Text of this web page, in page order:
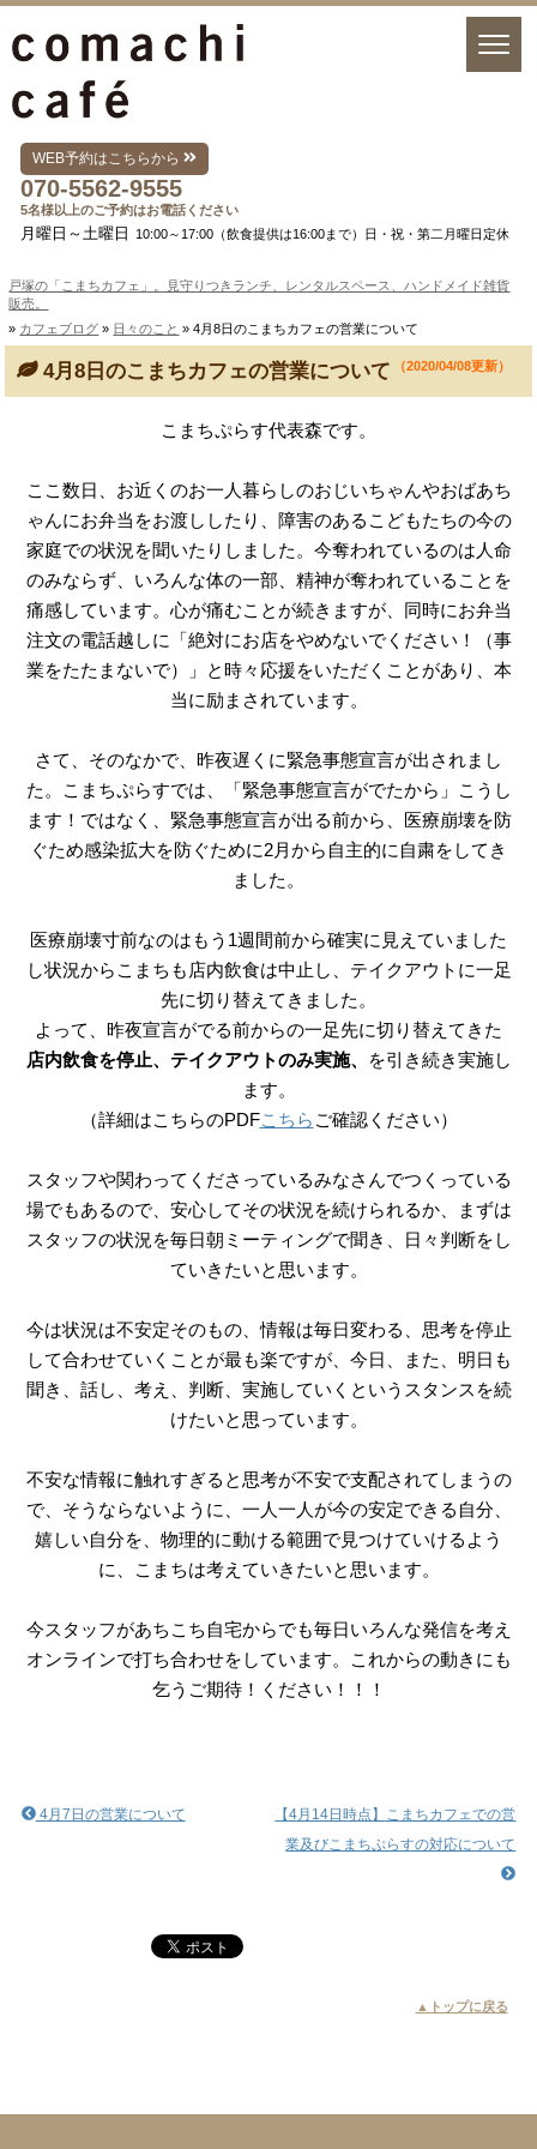
WEB予約はこちらから
070-5562-9555
5名様以上のご予約はお電話ください
月曜日～土曜日 10:00～17:00（飲食提供は16:00まで）日・祝・第二月曜日定休
戸塚の「こまちカフェ」。見守りつきランチ、レンタルスペース、ハンドメイド雑貨
販売。
» カフェブログ » 日々のこと » 4月8日のこまちカフェの営業について
4月8日のこまちカフェの営業について （2020/04/08更新）
こまちぷらす代表森です。
ここ数日、お近くのお一人暮らしのおじいちゃんやおばあち
ゃんにお弁当をお渡ししたり、障害のあるこどもたちの今の
家庭での状況を聞いたりしました。 今奪われているのは人命
のみならず、いろんな体の一部、精神が奪われていることを
痛感しています。心が痛むことが続きますが、同時にお弁当
注文の電話越しに「絶対にお店をやめないでください！（事
業をたたまないで）」と時々応援をいただくことがあり、本
当に励まされています。
さて、そのなかで、昨夜遅くに緊急事態宣言が出されまし
た。こまちぷらすでは、「緊急事態宣言がでたから」こうし
ます！ではなく、緊急事態宣言が出る前から、医療崩壊を防
ぐため感染拡大を防ぐために2月から自主的に自粛をしてき
ました。
医療崩壊寸前なのはもう1週間前から確実に見えていました
し状況からこまちも店内飲食は中止し、テイクアウトに一足
先に切り替えてきました。
よって、昨夜宣言がでる前からの一足先に切り替えてきた
店内飲食を停止、テイクアウトのみ実施、
を引き続き実施し
ます。
（詳細はこちらのPDFこちら ご確認ください）
スタッフや関わってくださっているみなさんでつくっている
場でもあるので、安心してその状況を続けられるか、まずは
スタッフの状況を毎日朝ミーティングで聞き、日々判断をし
ていきたいと思います。
今は状況は不安定そのもの、情報は毎日変わる、思考を停止
して合わせていくことが最も楽ですが、今日、また、明日も
聞き、話し、考え、判断、実施していくというスタンスを続
けたいと思っています。
不安な情報に触れすぎると思考が不安で支配されてしまうの
で、そうならないように、一人一人が今の安定できる自分、
嬉しい自分を、物理的に動ける範囲で見つけていけるよう
に、こまちは考えていきたいと思います。
今スタッフがあちこち自宅からでも毎日いろんな発信を考え
オンラインで打ち合わせをしています。これからの動きにも
乞うご期待！ください！！！
【4月14日時点】こまちカフェでの営
業及びこまちぷらすの対応について
4月7日の営業について
▲トップに戻る